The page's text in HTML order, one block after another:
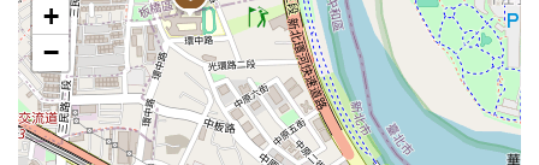
3樓 4樓
5~10樓 11~20樓
21樓以上
+
−